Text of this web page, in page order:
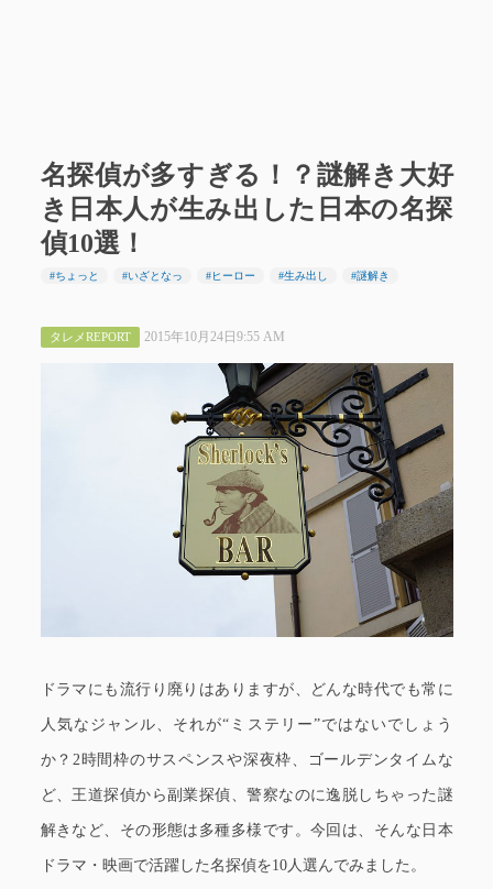
名探偵が多すぎる！？謎解き大好
き日本人が生み出した日本の名探
偵10選！
#ちょっと #いざとなっ #ヒーロー #生み出し #謎解き
タレメREPORT 2015年10月24日9:55 AM
ドラマにも流行り廃りはありますが、どんな時代でも常に
人気なジャンル、それが“ミステリー”ではないでしょう
か？2時間枠のサスペンスや深夜枠、ゴールデンタイムな
ど、王道探偵から副業探偵、警察なのに逸脱しちゃった謎
解きなど、その形態は多種多様です。今回は、そんな日本
ドラマ・映画で活躍した名探偵を10人選んでみました。